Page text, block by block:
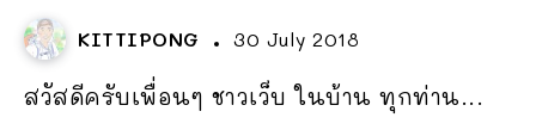
KITTIPONG 30 July 2018
สวัสดีครับเพื่อนๆ ชาวเว็บ ในบ้าน ทุกท่าน...